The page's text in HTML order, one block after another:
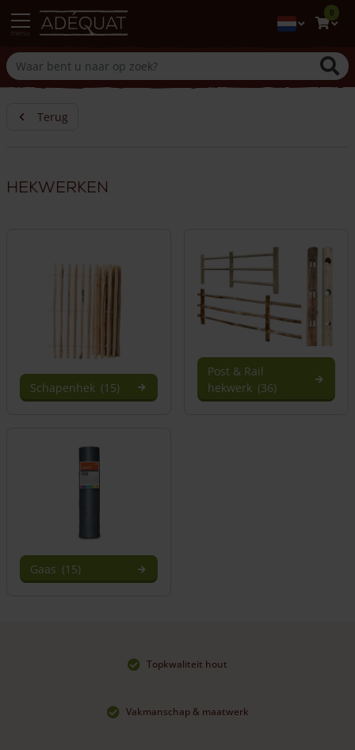
0
Terug
Hekwerken
Schapenhek (15)
Post & Rail
hekwerk (36)
Gaas (15)
Topkwaliteit hout
Vakmanschap & maatwerk